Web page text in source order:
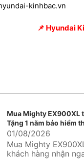
kinhbac.vn
📌 Hyundai
Mua Mighty EX900XL
Tặng 1 năm bảo hiểm
01/08/2026
Mua Mighty
khách hàng nhận